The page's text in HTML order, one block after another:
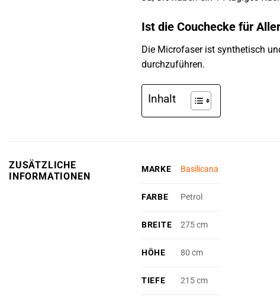
Ist die Couchecke für
Die Microfaser ist synthetisch
durchzuführen.
Inhalt
ZUSÄTZLICHE
INFORMATIONEN
MARKE Basilicana
FARBE Petrol
BREITE 275 cm
HÖHE 80 cm
TIEFE 215 cm